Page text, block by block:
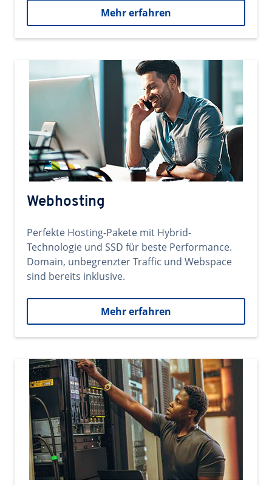
Mehr erfahren
Webhosting
Perfekte Hosting-Pakete mit Hybrid-
Technologie und SSD für beste Performance.
Domain, unbegrenzter Traffic und Webspace
sind bereits inklusive.
Mehr erfahren